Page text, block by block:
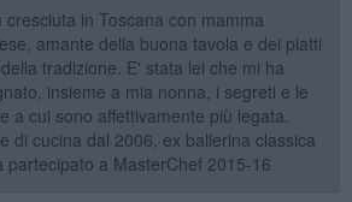
cresciuta in Toscana con mamma
amante della buona tavola e dei piatti
tradizione. E' stata lei che mi ha
insieme a mia nonna, i segreti e le
a cui sono affettivamente più legata.
di cucina dal 2006, ex ballerina classica
partecipato a MasterChef 2015-16